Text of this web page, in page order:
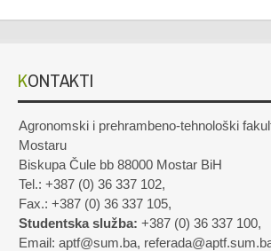
KONTAKTI
Agronomski i prehrambeno-tehnološki
Mostaru
Biskupa Čule bb 88000 Mostar BiH
Tel.: +387 (0) 36 337 102,
Fax.: +387 (0) 36 337 105,
Studentska služba: +387 (0) 36 337 100,
Email: aptf@sum.ba,